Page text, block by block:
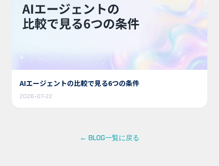
AIエージェントの比較で見る6つの条件
2026-07-22
← BLOG一覧に戻る